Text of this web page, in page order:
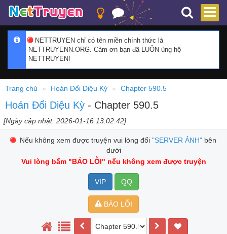
NETTRUYEN chỉ có tên miền chính thức là
NETTRUYENN.ORG. Cảm ơn bạn đã LUÔN ủng hộ
NETTRUYEN!
Trang chủ Hoán Đổi Diệu Kỳ Chapter 590.5
Hoán Đổi Diệu Kỳ - Chapter 590.5
[Ngày cập nhật: 2026-01-16 13:02:42]
Nếu không xem được truyện vui lòng đổi "SERVER ẢNH"bên
dưới
Vui lòng bấm "BÁO LỖI" nếu không xem được truyện
VIP QQ
BÁO LỖI